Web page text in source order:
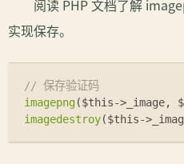
阅读 PHP 文档了解
实现保存。
// 保存验证码
imagepng($this->_image,
imagedestroy($this-